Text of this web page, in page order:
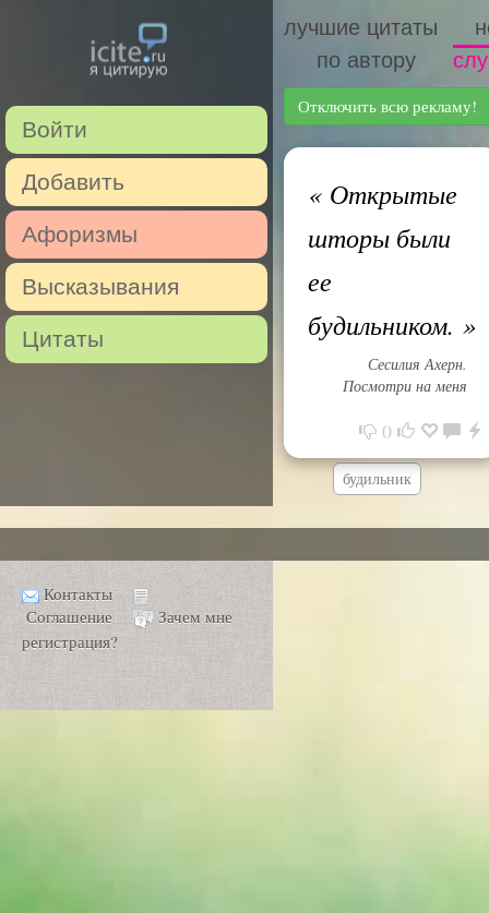
Войти
Добавить
Афоризмы
Высказывания
Цитаты
лучшие цитаты
по автору
Отключить всю рекламу!
«Открытые
шторы были
ее
будильником. »
Сесилия Ахерн.
Посмотри на меня
0
будильник
Контакты
Соглашение
Зачем мне
регистрация?